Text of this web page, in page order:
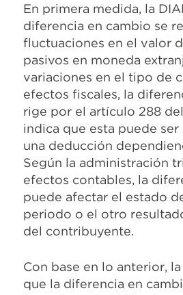
En primera medida, la
diferencia en cambio se
fluctuaciones en el valor
pasivos en moneda
variaciones en el tipo de
efectos fiscales, la
rige por el artículo 288 del
indica que esta puede
una deducción
Según la administración
efectos contables, la
puede afectar el estado
periodo o el otro
del contribuyente.
Con base en lo anterior,
que la diferencia en